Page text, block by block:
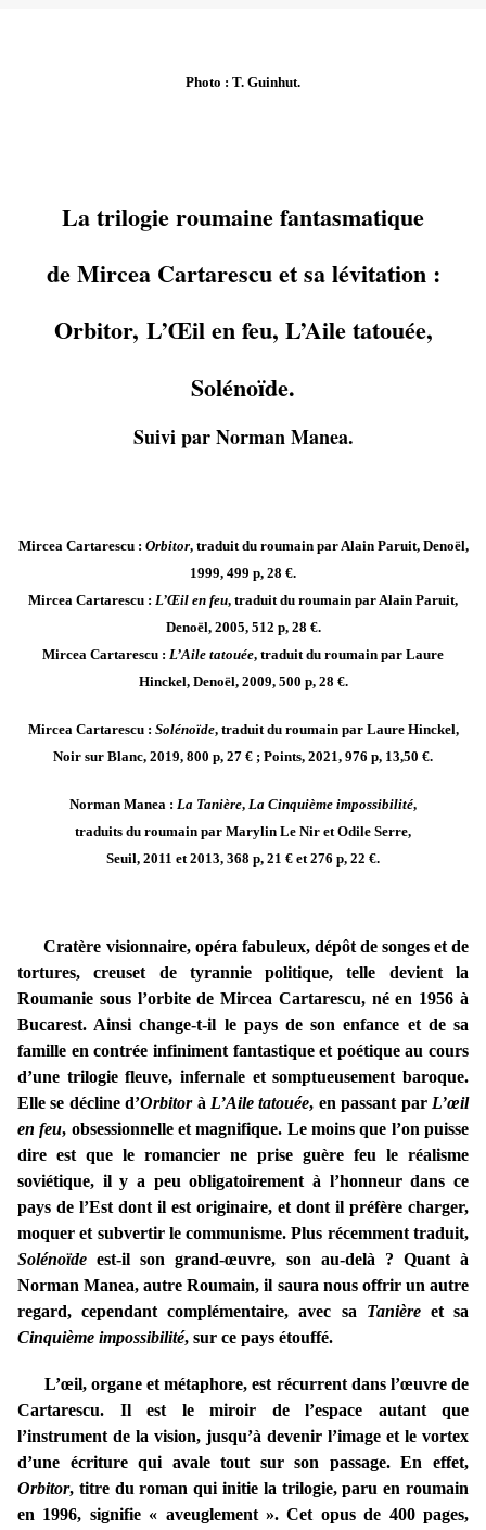
Photo : T. Guinhut.
La trilogie roumaine fantasmatique
de Mircea Cartarescu et sa lévitation :
Orbitor, L’Œil en feu, L’Aile tatouée,
Solénoïde.
Suivi par Norman Manea.
Mircea Cartarescu : Orbitor, traduit du roumain par Alain Paruit, Denoël,
1999, 499 p, 28 €.
Mircea Cartarescu : L’Œil en feu, traduit du roumain par Alain Paruit,
Denoël, 2005, 512 p, 28 €.
Mircea Cartarescu : L’Aile tatouée, traduit du roumain par Laure
Hinckel, Denoël, 2009, 500 p, 28 €.
Mircea Cartarescu : Solénoïde, traduit du roumain par Laure Hinckel,
Noir sur Blanc, 2019, 800 p, 27 € ; Points, 2021, 976 p, 13,50 €.
Norman Manea : La Tanière, La Cinquième impossibilité,
traduits du roumain par Marylin Le Nir et Odile Serre,
Seuil, 2011 et 2013, 368 p, 21 € et 276 p, 22 €.
Cratère visionnaire, opéra fabuleux, dépôt de songes et de
tortures, creuset de tyrannie politique, telle devient la
Roumanie sous l’orbite de Mircea Cartarescu, né en 1956 à
Bucarest. Ainsi change-t-il le pays de son enfance et de sa
famille en contrée infiniment fantastique et poétique au cours
d’une trilogie fleuve, infernale et somptueusement baroque.
Elle se décline d’Orbitorà L’Aile tatouée, en passant par L’œil
en feu, obsessionnelle et magnifique. Le moins que l’on puisse
dire est que le romancier ne prise guère feu le réalisme
soviétique, il y a peu obligatoirement à l’honneur dans ce
pays de l’Est dont il est originaire, et dont il préfère charger,
moquer et subvertir le communisme. Plus récemment traduit,
Solénoïdeest-il son grand-œuvre, son au-delà ? Quant à
Norman Manea, autre Roumain, il saura nous offrir un autre
regard, cependant complémentaire, avec sa Tanièreet sa
Cinquième impossibilité, sur ce pays étouffé.
L’œil, organe et métaphore, est récurrent dans l’œuvre de
Cartarescu. Il est le miroir de l’espace autant que
l’instrument de la vision, jusqu’à devenir l’image et le vortex
d’une écriture qui avale tout sur son passage. En effet,
Orbitor, titre du roman qui initie la trilogie, paru en roumain
en 1996, signifie « aveuglement ». Cet opus de 400 pages,